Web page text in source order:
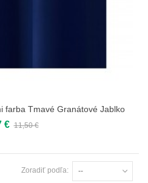
farba Tmavé Granátové Jablko
€ 11,50 €
Zoradiť podľa: --